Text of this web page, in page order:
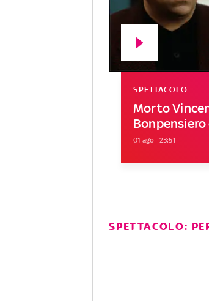
Morto
SPETTACOLO
01 ago - 23:51
SPETTACOLO: